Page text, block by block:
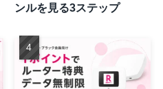
ンルを見る3ステップ